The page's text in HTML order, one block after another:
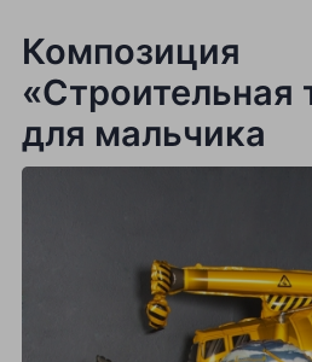
Композиция
«Строительная
для мальчика